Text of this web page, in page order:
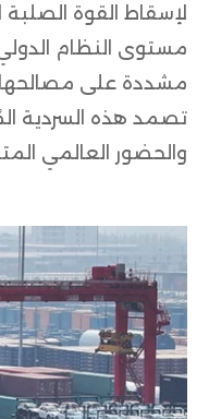
لإسقاط القوة الصلبة
مستوى النظام
مشددة على مصالحها
تصمد هذه السردية
والحضور العالمي